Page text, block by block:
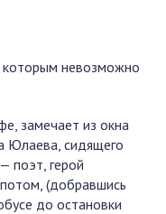
которым невозможно
замечает из окна
Юлаева, сидящего
поэт, герой
(добравшись
до остановки